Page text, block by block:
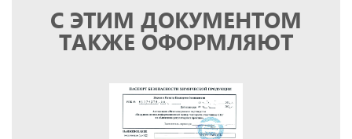
С ЭТИМ ДОКУМЕНТОМ
ТАКЖЕ ОФОРМЛЯЮТ